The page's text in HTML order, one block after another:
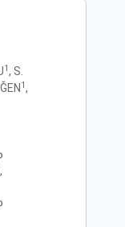
1 , S.
1 ,